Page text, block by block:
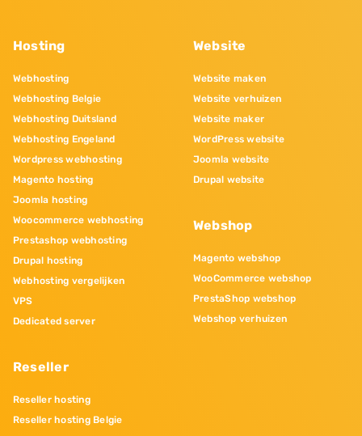
Hosting
Webhosting
Webhosting Belgie
Webhosting Duitsland
Webhosting Engeland
Wordpress webhosting
Magento hosting
Joomla hosting
Woocommerce webhosting
Prestashop webhosting
Drupal hosting
Webhosting vergelijken
VPS
Dedicated server
Reseller
Reseller hosting
Reseller hosting Belgie
Website
Website maken
Website verhuizen
Website maker
WordPress website
Joomla website
Drupal website
Webshop
Magento webshop
WooCommerce webshop
PrestaShop webshop
Webshop verhuizen